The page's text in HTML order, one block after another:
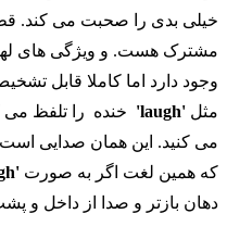
خیلی بدی را صحبت می کند.
مشترک هست. و ویژگی های
وجود دارد اما کاملا قابل
مثل 'laugh' خنده را تلفظ
می کنید. این همان صدایی
که همین لغت اگر به صورت 'laugh.'
دهان بازتر و صدا از داخل و